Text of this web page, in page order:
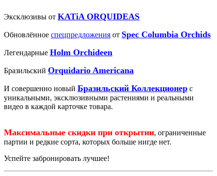
Эксклюзивы от KATiA ORQUIDEAS
Обновлённое спецпредложения от Spec Columbia Orchids
Легендарные Holm Orchideen
Бразильский Orquidario Americana
И совершенно новый Бразильский Коллекционер с
уникальными, эксклюзивными растениями и реальными
видео в каждой карточке товара.
Максимальные скидки при открытии, ограниченные
партии и редкие сорта, которых больше нигде нет.
Успейте забронировать лучшее!